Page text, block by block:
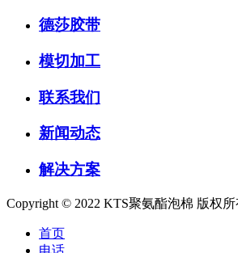
德莎胶带
模切加工
联系我们
新闻动态
解决方案
Copyright © 2022 KTS聚氨酯泡棉 版权
首页
电话